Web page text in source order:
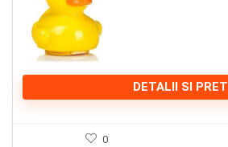
DETALII SI PRET
0